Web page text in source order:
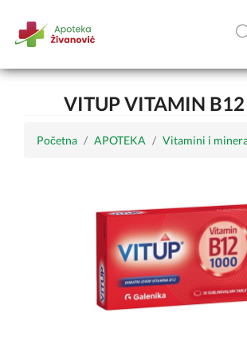
VITUP VITAMIN
Početna APOTEKA Vitamini i